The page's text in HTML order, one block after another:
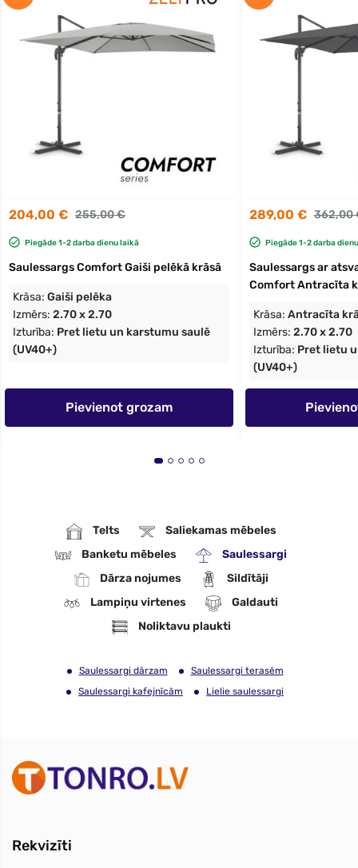
204,00 € 255,00 €
Piegāde 1-2 darba dienu laikā
Saulessargs Comfort Gaiši pelēkā krāsā
Krāsa: Gaiši pelēka
Izmērs: 2.70 x 2.70
Izturība: Pret lietu un karstumu saulē
(UV40+)
Pievienot grozam
289,00 € 362,00
Piegāde 1-2 darba
Saulessargs ar
Comfort Antracīta
Krāsa: Antracīta
Izmērs: 2.70 x 2.70
Izturība: Pret lietu
(UV40+)
Telts
Saliekamas mēbeles
Banketu mēbeles
Saulessargi
Dārza nojumes
Sildītāji
Lampiņu virtenes
Galdauti
Noliktavu plaukti
Saulessargi dārzam
Saulessargi terasēm
Saulessargi kafejnīcām
Lielie saulessargi
Rekvizīti